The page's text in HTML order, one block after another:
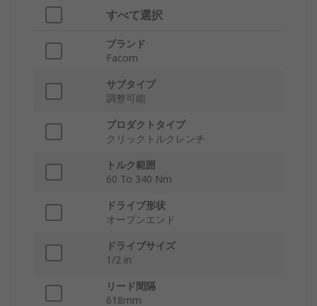
すべて選択
ブランド
Facom
サブタイプ
調整可能
プロダクトタイプ
クリックトルクレンチ
トルク範囲
60 To 340 Nm
ドライブ形状
オープンエンド
ドライブサイズ
1/2 in
リード間隔
618mm